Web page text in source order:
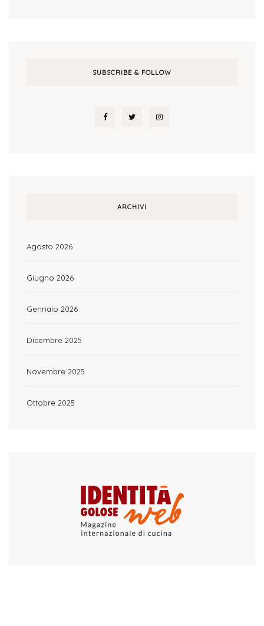
SUBSCRIBE & FOLLOW
ARCHIVI
Agosto 2026
Giugno 2026
Gennaio 2026
Dicembre 2025
Novembre 2025
Ottobre 2025